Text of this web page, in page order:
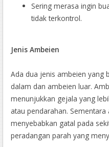
Sering merasa ingin
tidak terkontrol.
Jenis Ambeien
Ada dua jenis ambeien yang
dalam dan ambeien luar.
menunjukkan gejala yang
atau pendarahan.
menyebabkan gatal pada
peradangan parah yang